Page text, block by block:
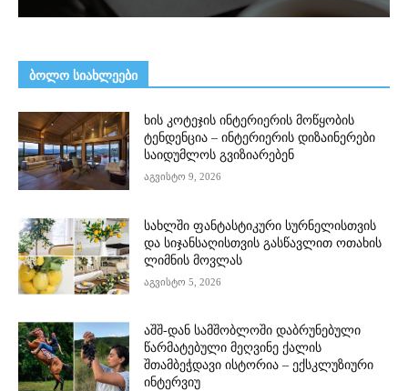
ᲑᲝᲚᲝ ᲡᲘᲐᲮᲚᲔᲔᲑᲘ
ხის კოტეჯის ინტერიერის მოწყობის
ტენდენცია – ინტერიერის დიზაინერები
საიდუმლოს გვიზიარებენ
აგვისტო 9, 2026
სახლში ფანტასტიკური სურნელისთვის
და სიჯანსაღისთვის გასწავლით ოთახის
ლიმნის მოვლას
აგვისტო 5, 2026
აშშ-დან სამშობლოში დაბრუნებული
წარმატებული მეღვინე ქალის
შთამბეჭდავი ისტორია – ექსკლუზიური
ინტერვიუ